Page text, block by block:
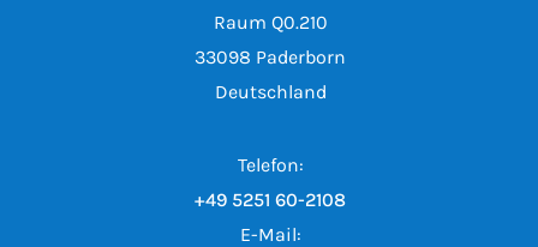
Raum Q0.210
33098 Paderborn
Deutschland
Telefon:
+49 5251 60-2108
E-Mail: